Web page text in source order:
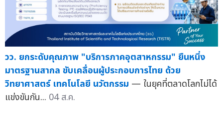
วว. ยกระดับคุณภาพ "บริการภาคอุตสาหกรรม" ยืนหนึ่ง
มาตรฐานสากล ขับเคลื่อนผู้ประกอบการไทย ด้วย
วิทยาศาสตร์ เทคโนโลยี นวัตกรรม — ในยุคที่ตลาดโลกไม่ได้
แข่งขันกัน... 04 ส.ค.